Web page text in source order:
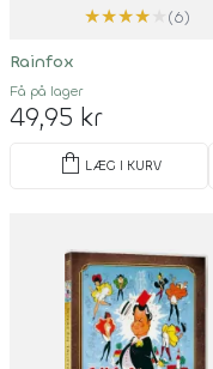
★★★★
(6)
Rainfox
Få på lager
49,95 kr
shopping_bag LÆG I KURV